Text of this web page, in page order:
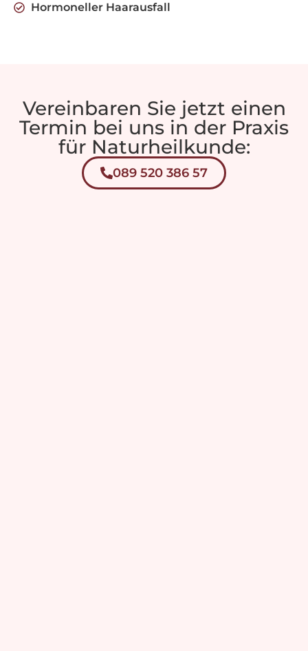
Hormoneller Haarausfall
Vereinbaren Sie jetzt einen
Termin bei uns in der Praxis
für Naturheilkunde:
089 520 386 57